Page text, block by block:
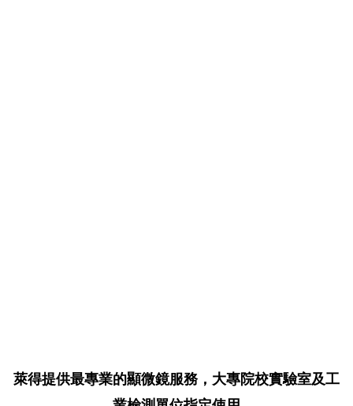
萊得提供最專業的顯微鏡服務，大專院校實驗室及工